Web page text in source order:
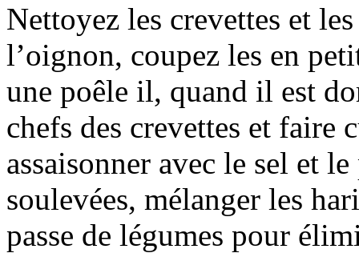
Nettoyez les crevettes et
l’oignon, coupez les en
une poêle il, quand il est
chefs des crevettes et faire
assaisonner avec le sel et
soulevées, mélanger les
passe de légumes pour